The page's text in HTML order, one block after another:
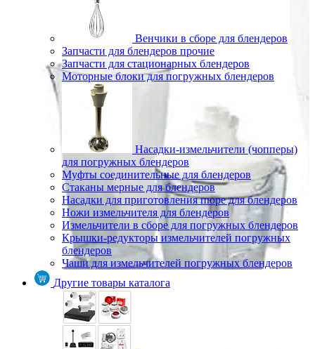
Венчики в сборе для блендеров
Запчасти для блендеров прочие
Запчасти для стационарных блендеров
Моторные блоки для погружных блендеров
Насадки-измельчители (чопперы)
для погружных блендеров
Муфты соединительные для блендеров
Стаканы мерные для блендеров
Насадки для приготовления пюре для блендеров
Ножи измельчителя для блендеров
Измельчители в сборе для погружных блендеров
Крышки-редукторы измельчителей погружных
блендеров
Чаши для измельчителей погружных блендеров
Другие товары каталога